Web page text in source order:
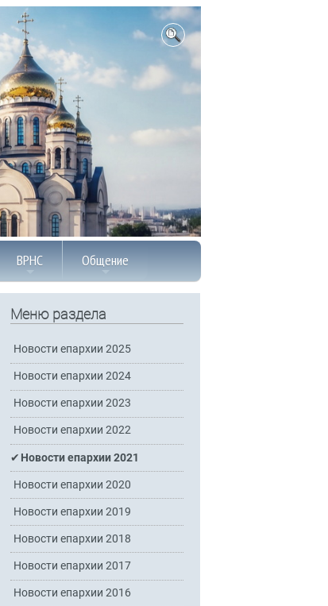
ВРНС Общение
Меню раздела
Новости епархии 2025
Новости епархии 2024
Новости епархии 2023
Новости епархии 2022
Новости епархии 2021
Новости епархии 2020
Новости епархии 2019
Новости епархии 2018
Новости епархии 2017
Новости епархии 2016